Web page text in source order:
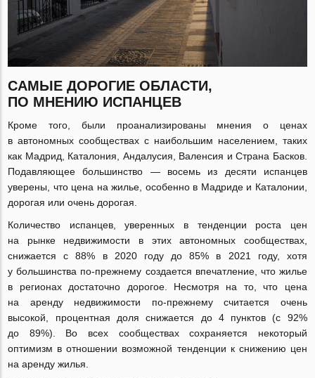
САМЫЕ ДОРОГИЕ ОБЛАСТИ,
ПО МНЕНИЮ ИСПАНЦЕВ
Кроме того, были проанализированы мнения о ценах
в автономных сообществах с наибольшим населением, таких
как Мадрид, Каталония, Андалусия, Валенсия и Страна Басков.
Подавляющее большинство — восемь из десяти испанцев
уверены, что цена на жилье, особенно в Мадриде и Каталонии,
дорогая или очень дорогая.
Количество испанцев, уверенных в тенденции роста цен
на рынке недвижимости в этих автономных сообществах,
снижается с 88% в 2020 году до 85% в 2021 году, хотя
у большинства по-прежнему создается впечатление, что жилье
в регионах достаточно дорогое. Несмотря на то, что цена
на аренду недвижимости по-прежнемусчитается очень
высокой, процентная доля снижается до 4 пунктов (с 92%
до 89%). Во всех сообществах сохраняется некоторый
оптимизм в отношении возможной тенденции к снижению цен
на аренду жилья.